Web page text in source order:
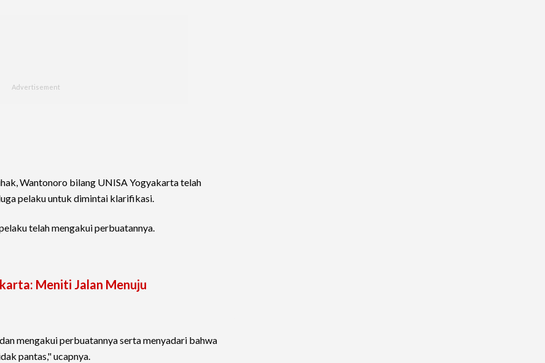
Wantonoro bilang UNISA Yogyakarta telah
pelaku untuk dimintai klarifikasi.
telah mengakui perbuatannya.
Meniti Jalan Menuju
mengakui perbuatannya serta menyadari bahwa
pantas," ucapnya.